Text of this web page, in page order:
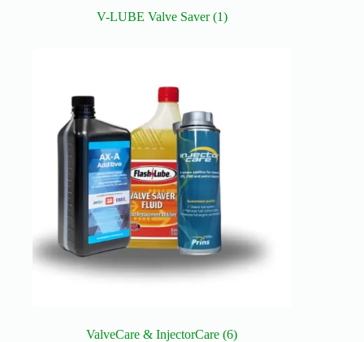
V-LUBE Valve Saver(1)
ValveCare & InjectorCare(6)